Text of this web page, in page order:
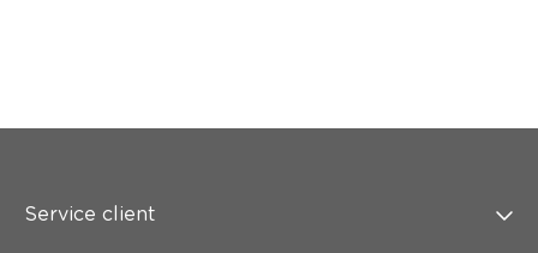
Service client